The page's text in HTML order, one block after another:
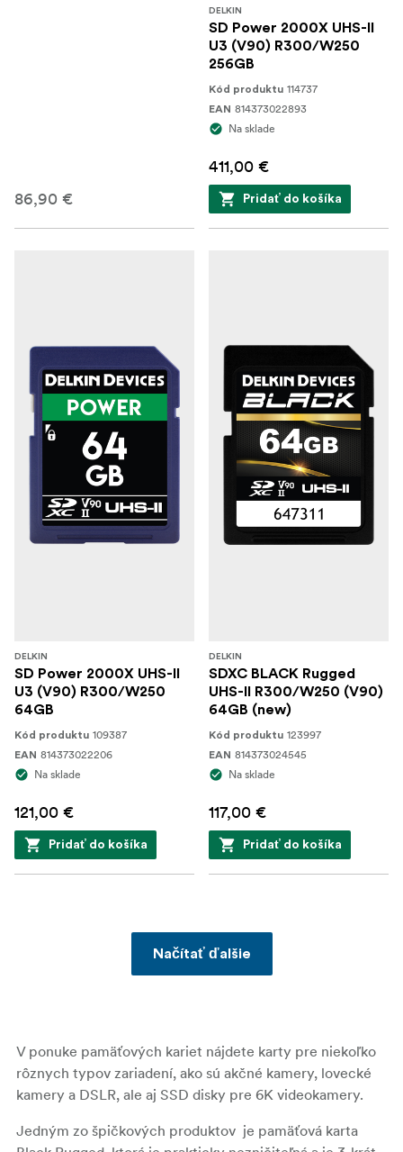
86,90 €
DELKIN
SD Power 2000X UHS-II
U3 (V90) R300/W250
256GB
Kód produktu 114737
EAN 814373022893
Na sklade
411,00 €
Pridať do košíka
DELKIN
SD Power 2000X UHS-II
U3 (V90) R300/W250
64GB
Kód produktu 109387
EAN 814373022206
Na sklade
121,00 €
Pridať do košíka
DELKIN
SDXC BLACK Rugged
UHS-II R300/W250 (V90)
64GB (new)
Kód produktu 123997
EAN 814373024545
Na sklade
117,00 €
Pridať do košíka
Načítať ďalšie
V ponuke pamäťových kariet nájdete karty pre niekoľko
rôznych typov zariadení, ako sú akčné kamery, lovecké
kamery a DSLR, ale aj SSD disky pre 6K videokamery.
Jedným zo špičkových produktov je pamäťová karta